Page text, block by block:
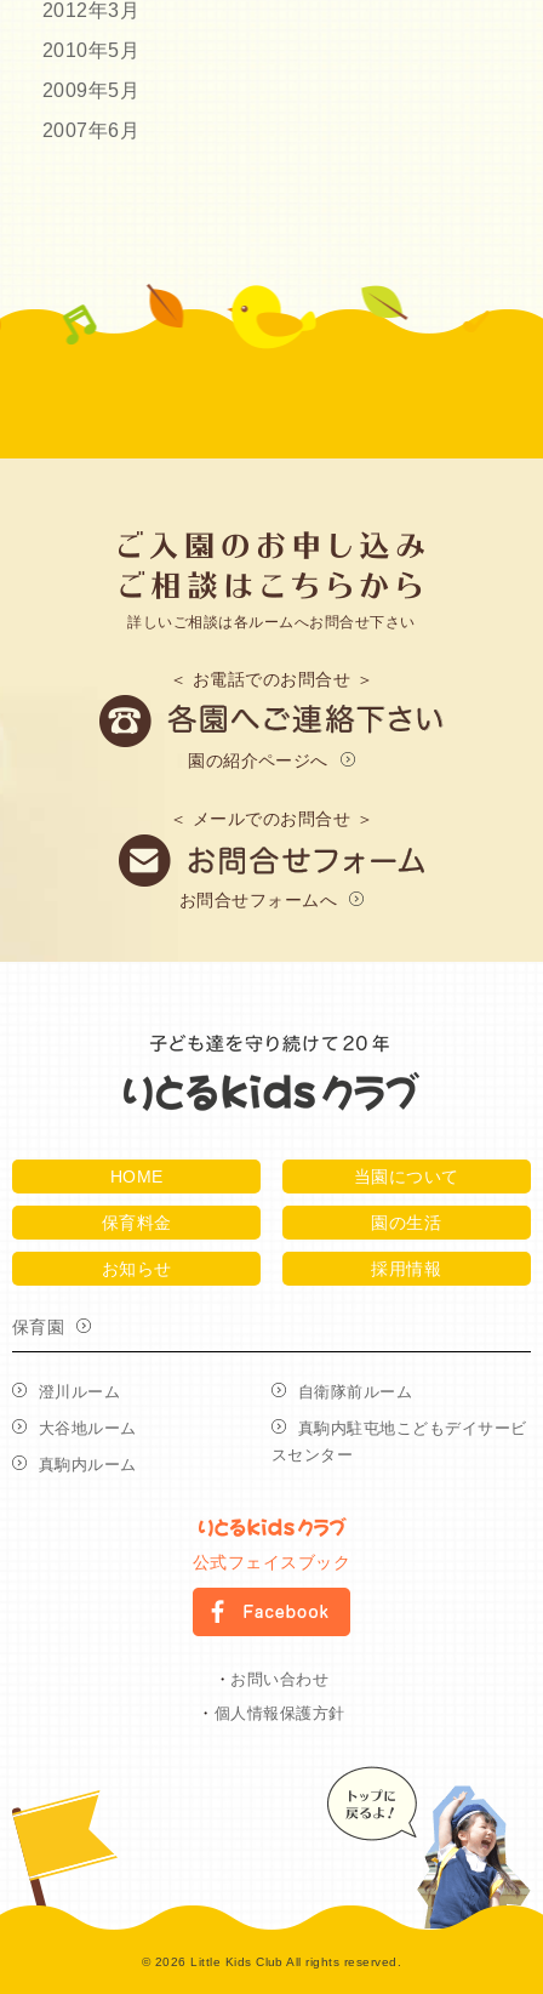
2012年3月
2010年5月
2009年5月
2007年6月
詳しいご相談は各ルームへお問合せ下さい
＜ お電話でのお問合せ ＞
園の紹介ページへ
＜ メールでのお問合せ ＞
お問合せフォームへ
HOME 当園について
保育料金 園の生活
お知らせ 採用情報
保育園
澄川ルーム
大谷地ルーム
真駒内ルーム
自衛隊前ルーム
真駒内駐屯地こどもデイサービ
スセンター
公式フェイスブック
・ お問い合わせ
・ 個人情報保護方針
© 2026 Little Kids Club All rights reserved.